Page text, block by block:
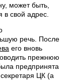
может быть,
в свой адрес.
речь. После
его вновь
прежнюю
предпринята
ЦК (а